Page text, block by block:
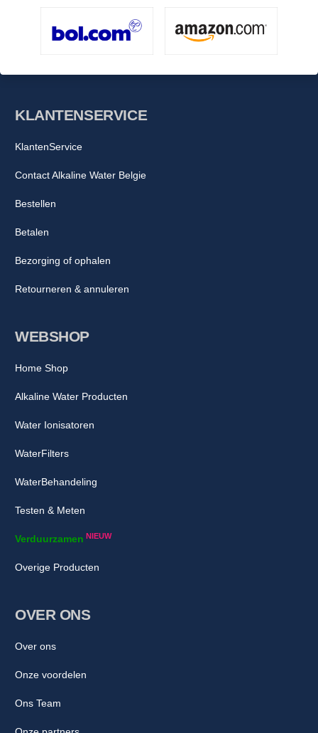
Touch Screen kraan met flow control
Incl. Alarm, Foutieve instellingen, pH-waarde, Filterstatus en
Al het materiaal ter aansluiting aan de watervoorziening wordt
WEBSHOP
Home Shop
Alkaline Water Producten
Water Ionisatoren
WaterFilters
WaterBehandeling
Testen & Meten
Verduurzamen NIEUW
Overige Producten
OVER ONS
Over ons
Onze voordelen
Ons Team
KLANTENSERVICE
KlantenService
Contact Alkaline Water Belgie
Bestellen
Betalen
Bezorging of ophalen
Retourneren & annuleren